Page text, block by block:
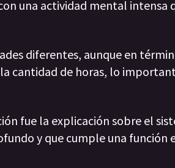
una actividad mental intensa
diferentes, aunque en
cantidad de horas, lo
fue la explicación sobre el
y que cumple una función